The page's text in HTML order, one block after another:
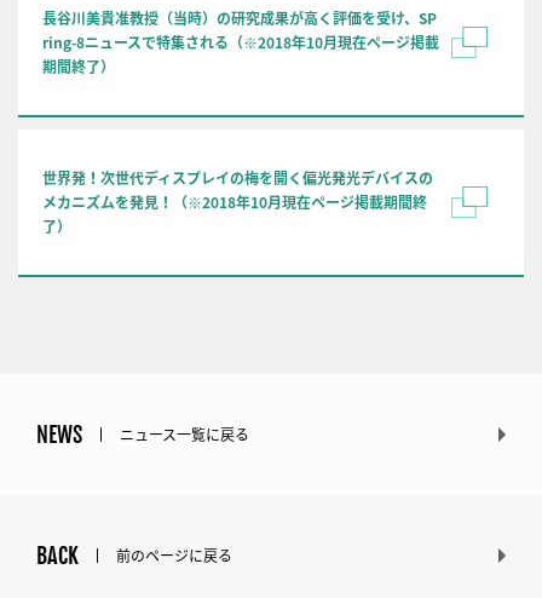
長谷川美貴准教授（当時）の研究成果が高く評価を受け、SP
ring-8ニュースで特集される（※2018年10月現在ページ掲載
期間終了）
世界発！次世代ディスプレイの梅を開く偏光発光デバイスの
メカニズムを発見！（※2018年10月現在ページ掲載期間終
了）
NEWS ニュース一覧に戻る
BACK 前のページに戻る